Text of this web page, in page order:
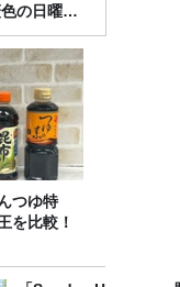
の日曜日
ンルン
放送
つゆ特
を比較！